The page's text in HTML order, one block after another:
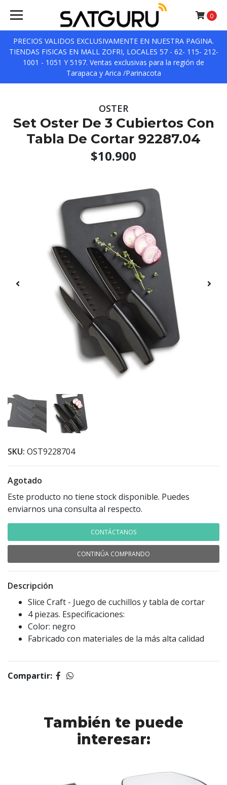
PRECIOS VALIDOS EXCLUSIVAMENTE EN NUESTRA PAGINA.
TIENDAS FISICAS EN MALL ZOFRI, LOCALES 57 - 62- 115- 212-
1001 - 1051 Y 5197. Ventas exclusivas para la región de
Tarapaca y Arica /Parinacota
0
OSTER
Set Oster De 3 Cubiertos Con
Tabla De Cortar 92287.04
$10.900
SKU: OST9228704
Agotado
Este producto no tiene stock disponible. Puedes
enviarnos una consulta al respecto.
CONTÁCTANOS
CONTINÚA COMPRANDO
Descripción
Slice Craft - Juego de cuchillos y tabla de cortar
4 piezas. Especificaciones:
Color: negro
Fabricado con materiales de la más alta calidad
Compartir:
También te puede
interesar: